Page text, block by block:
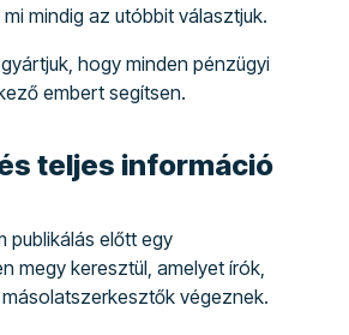
mindig az utóbbit választjuk.
hogy minden pénzügyi
embert segítsen.
teljes információ
publikálás előtt egy
megy keresztül, amelyet írók,
végeznek.